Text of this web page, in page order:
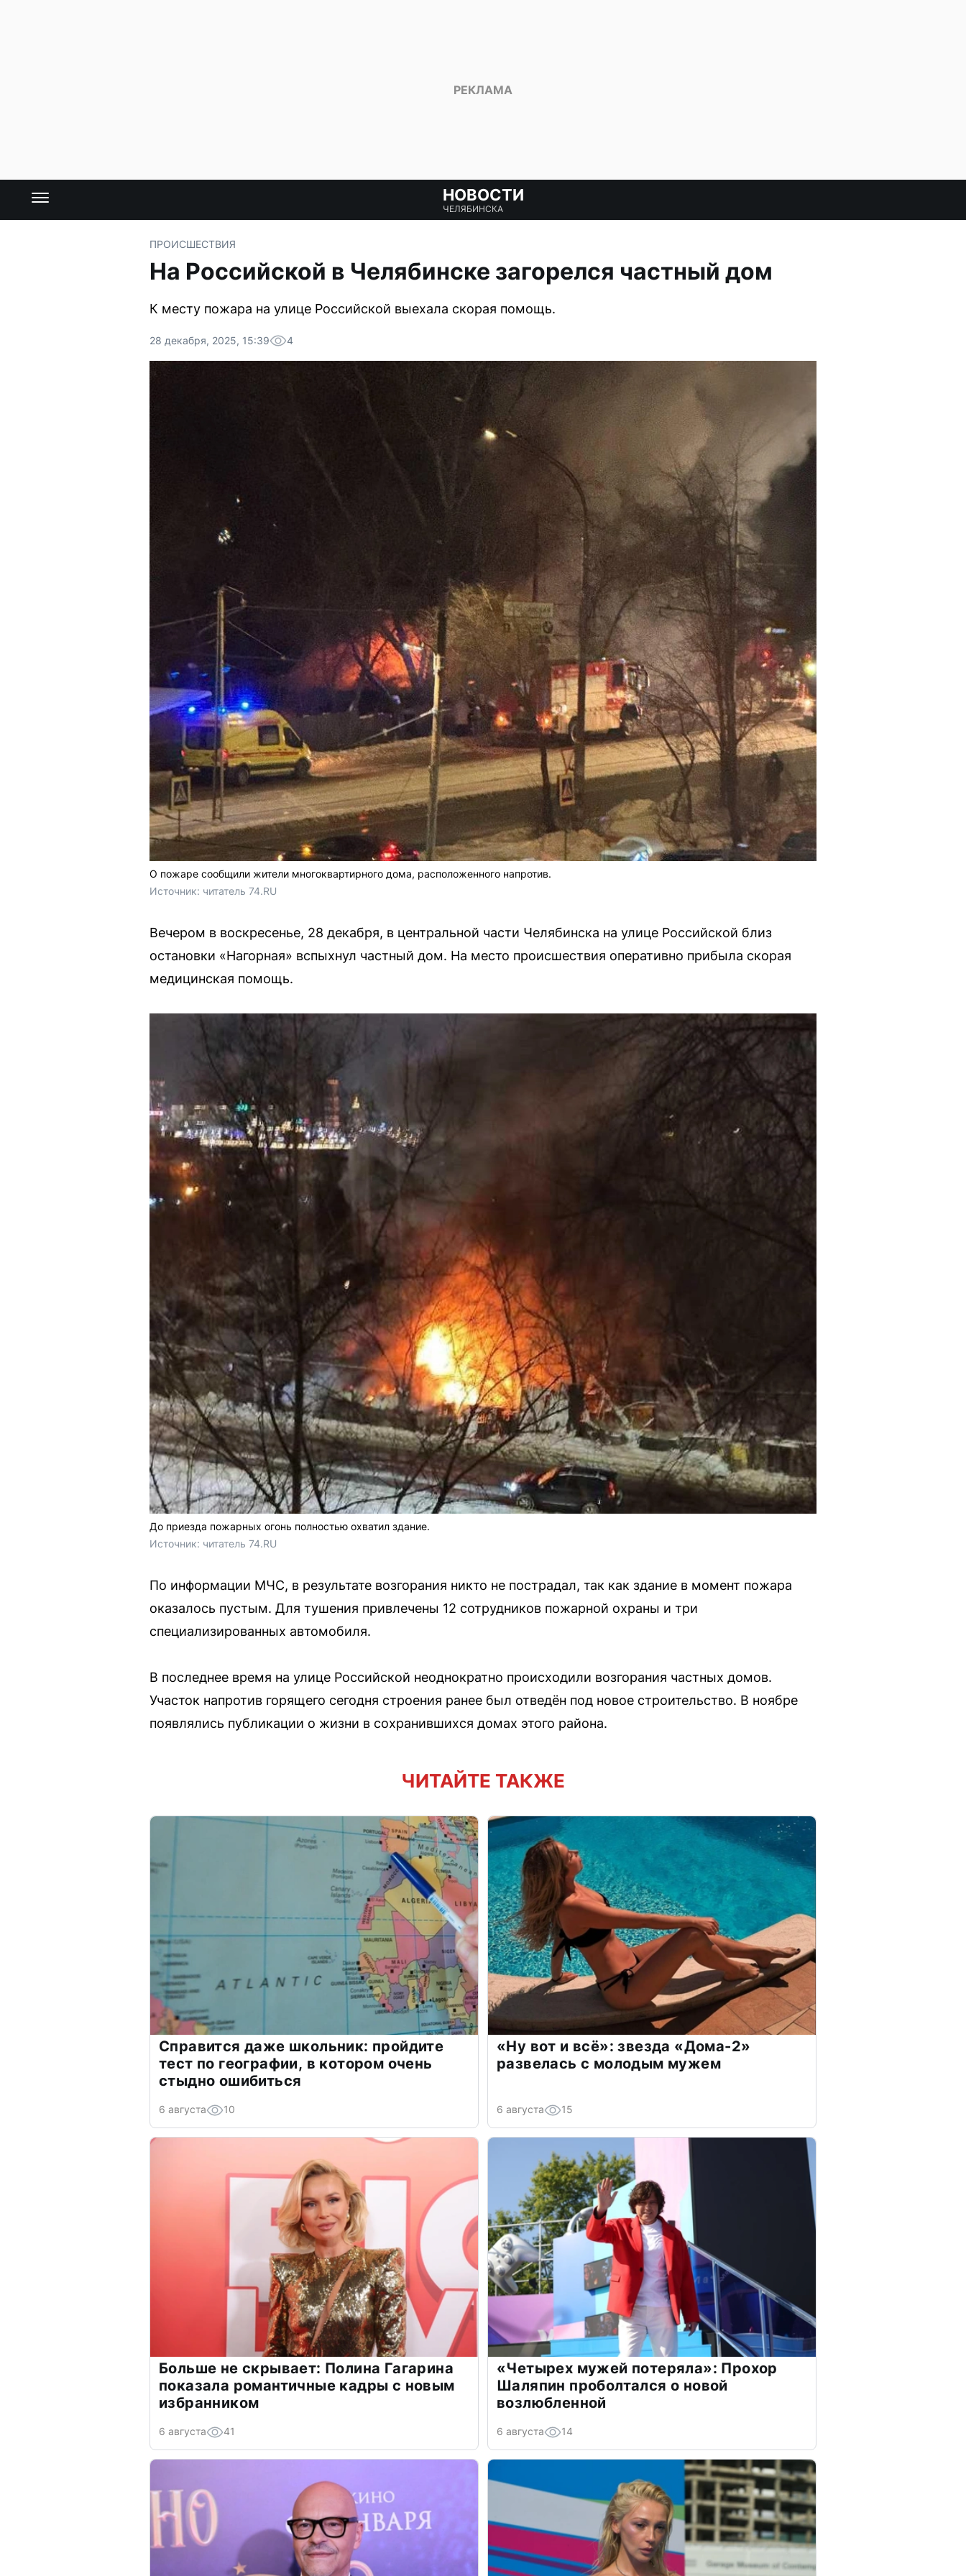
НОВОСТИ
ЧЕЛЯБИНСКА
ПРОИСШЕСТВИЯ
На Российской в Челябинске загорелся частный дом
К месту пожара на улице Российской выехала скорая помощь.
28 декабря, 2025, 15:39 4
О пожаре сообщили жители многоквартирного дома, расположенного напротив.
Источник: читатель 74.RU
Вечером в воскресенье, 28 декабря, в центральной части Челябинска на улице Российской близ
остановки «Нагорная» вспыхнул частный дом. На место происшествия оперативно прибыла скорая
медицинская помощь.
До приезда пожарных огонь полностью охватил здание.
Источник: читатель 74.RU
По информации МЧС, в результате возгорания никто не пострадал, так как здание в момент пожара
оказалось пустым. Для тушения привлечены 12 сотрудников пожарной охраны и три
специализированных автомобиля.
В последнее время на улице Российской неоднократно происходили возгорания частных домов.
Участок напротив горящего сегодня строения ранее был отведён под новое строительство. В ноябре
появлялись публикации о жизни в сохранившихся домах этого района.
ЧИТАЙТЕ ТАКЖЕ
Справится даже школьник: пройдите
тест по географии, в котором очень
стыдно ошибиться
6 августа 10
«Ну вот и всё»: звезда «Дома-2»
развелась с молодым мужем
6 августа 15
Больше не скрывает: Полина Гагарина
показала романтичные кадры с новым
избранником
6 августа 41
«Четырех мужей потеряла»: Прохор
Шаляпин проболтался о новой
возлюбленной
6 августа 14